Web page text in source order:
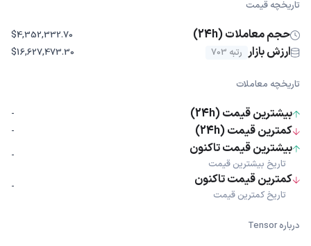
تاریخچه قیمت
حجم معاملات (24h) $4,352,332.70
ارزش بازار رتبه 703 $16,627,473.30
تاریخچه معاملات
بیشترین قیمت (24h) -
کمترین قیمت (24h) -
بیشترین قیمت تاکنون
تاریخ بیشترین قیمت
-
کمترین قیمت تاکنون
تاریخ کمترین قیمت
-
درباره Tensor